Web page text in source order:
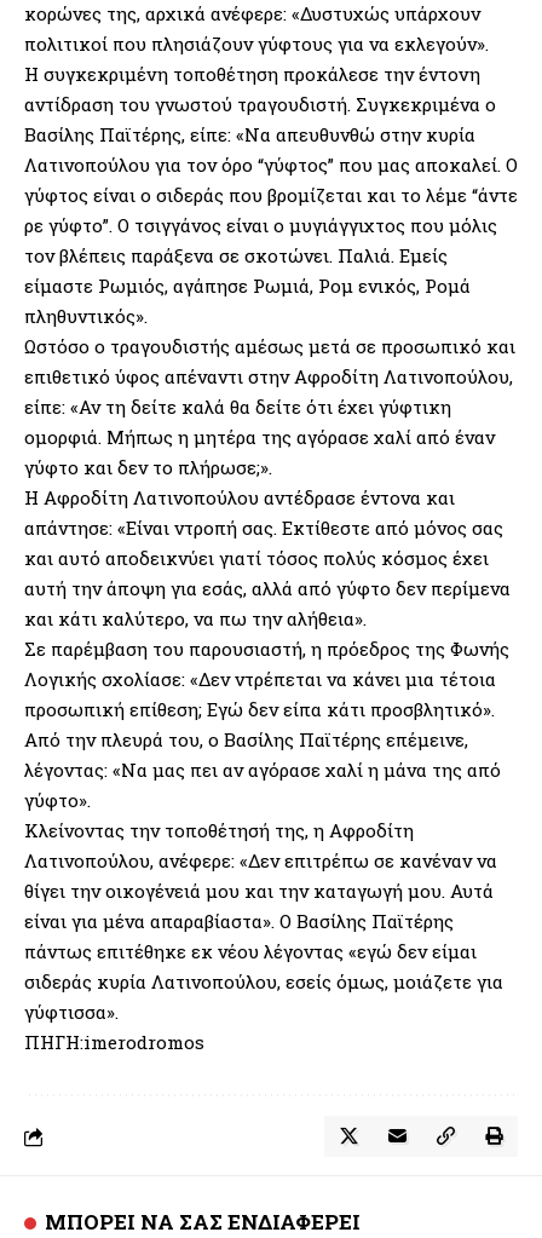
κορώνες της, αρχικά ανέφερε: «Δυστυχώς υπάρχουν
πολιτικοί που πλησιάζουν γύφτους για να εκλεγούν».
Η συγκεκριμένη τοποθέτηση προκάλεσε την έντονη
αντίδραση του γνωστού τραγουδιστή. Συγκεκριμένα ο
Βασίλης Παϊτέρης, είπε: «Να απευθυνθώ στην κυρία
Λατινοπούλου για τον όρο “γύφτος” που μας αποκαλεί. Ο
γύφτος είναι ο σιδεράς που βρομίζεται και το λέμε “άντε
ρε γύφτο”. Ο τσιγγάνος είναι ο μυγιάγγιχτος που μόλις
τον βλέπεις παράξενα σε σκοτώνει. Παλιά. Εμείς
είμαστε Ρωμιός, αγάπησε Ρωμιά, Ρομ ενικός, Ρομά
πληθυντικός».
Ωστόσο ο τραγουδιστής αμέσως μετά σε προσωπικό και
επιθετικό ύφος απέναντι στην Αφροδίτη Λατινοπούλου,
είπε: «Αν τη δείτε καλά θα δείτε ότι έχει γύφτικη
ομορφιά. Μήπως η μητέρα της αγόρασε χαλί από έναν
γύφτο και δεν το πλήρωσε;».
Η Αφροδίτη Λατινοπούλου αντέδρασε έντονα και
απάντησε: «Είναι ντροπή σας. Εκτίθεστε από μόνος σας
και αυτό αποδεικνύει γιατί τόσος πολύς κόσμος έχει
αυτή την άποψη για εσάς, αλλά από γύφτο δεν περίμενα
και κάτι καλύτερο, να πω την αλήθεια».
Σε παρέμβαση του παρουσιαστή, η πρόεδρος της Φωνής
Λογικής σχολίασε: «Δεν ντρέπεται να κάνει μια τέτοια
προσωπική επίθεση; Εγώ δεν είπα κάτι προσβλητικό».
Από την πλευρά του, ο Βασίλης Παϊτέρης επέμεινε,
λέγοντας: «Να μας πει αν αγόρασε χαλί η μάνα της από
γύφτο».
Κλείνοντας την τοποθέτησή της, η Αφροδίτη
Λατινοπούλου, ανέφερε: «Δεν επιτρέπω σε κανέναν να
θίγει την οικογένειά μου και την καταγωγή μου. Αυτά
είναι για μένα απαραβίαστα». Ο Βασίλης Παϊτέρης
πάντως επιτέθηκε εκ νέου λέγοντας «εγώ δεν είμαι
σιδεράς κυρία Λατινοπούλου, εσείς όμως, μοιάζετε για
γύφτισσα».
ΠΗΓΗ:imerodromos
ΜΠΟΡΕΙ ΝΑ ΣΑΣ ΕΝΔΙΑΦΕΡΕΙ